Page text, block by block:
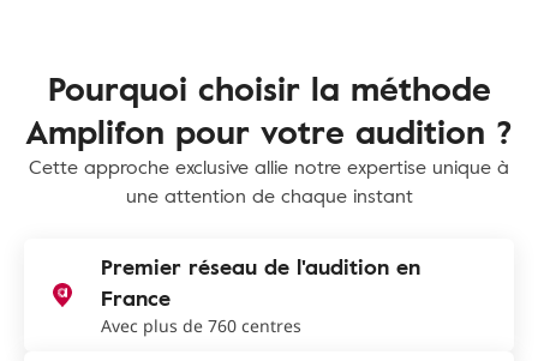
Pourquoi choisir la méthode
Amplifon pour votre audition ?
Cette approche exclusive allie notre expertise unique à
une attention de chaque instant
Premier réseau de l'audition en
France
Avec plus de 760 centres